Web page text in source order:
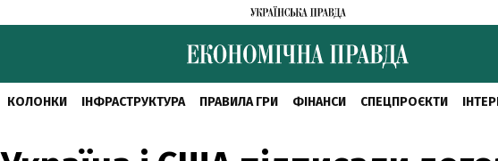
КОЛОНКИ ІНФРАСТРУКТУРА ПРАВИЛА ГРИ ФІНАНСИ СПЕЦПРОЄКТИ